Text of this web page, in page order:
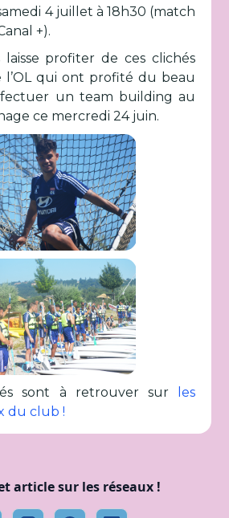
4 juillet à 18h30 (match
+).
profiter de ces clichés
l’OL qui ont profité du beau
un team building au
ce mercredi 24 juin.
sont à retrouver sur
les
du club !
article sur les réseaux !